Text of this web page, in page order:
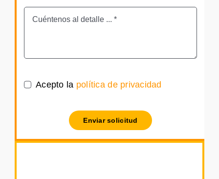
Acepto la política de privacidad
Enviar solicitud